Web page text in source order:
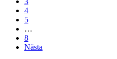
4
5
…
8
Nästa